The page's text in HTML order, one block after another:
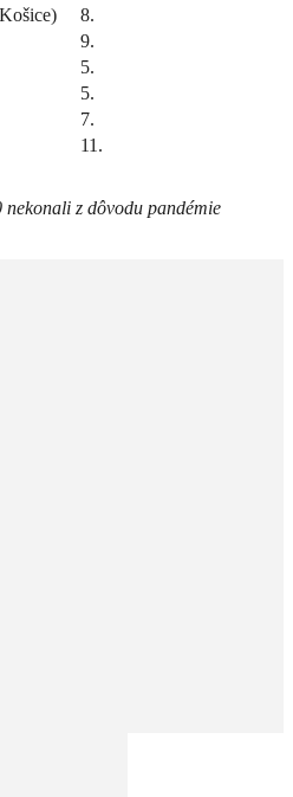
8.
9.
5.
5.
7.
11.
z dôvodu pandémie